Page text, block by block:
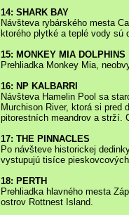
14: SHARK BAY
Návšteva rybárského mesta
ktorého plytké a teplé vody sú
15: MONKEY MIA DOLPHINS
Prehliadka Monkey Mia,
16: NP KALBARRI
Návšteva Hamelin Pool sa
Murchison River, ktorá si pred
pitorestních meandrov a strží.
17: THE PINNACLES
Po návšteve historickej
vystupujú tisíce
18: PERTH
Prehliadka hlavného mesta
ostrov Rottnest Island.